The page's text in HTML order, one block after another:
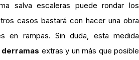
salva escaleras puede rondar los
casos bastará con hacer una obra
en rampas. Sin duda, esta medida
derramas extras y un más que posible